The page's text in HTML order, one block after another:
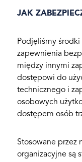
JAK
Podjęliśmy
zapewnienia
między innymi
dostępowi do
technicznego i
osobowych
dostępem osób
Stosowane przez
organizacyjne są